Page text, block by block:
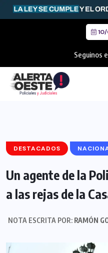
10/
Seguinos
DESTACADOS
Un agente de la
a las rejas de la
NOTA ESCRITA POR:RAMÓN